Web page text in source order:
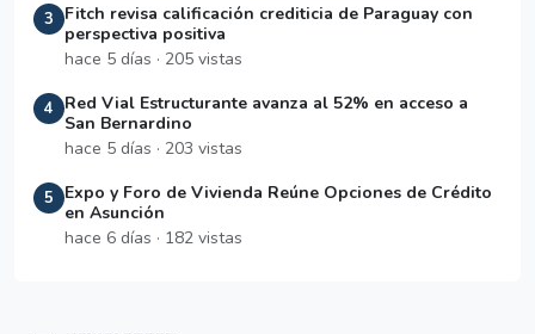
3
Fitch revisa calificación crediticia de Paraguay con
perspectiva positiva
hace 5 días · 205 vistas
4
Red Vial Estructurante avanza al 52% en acceso a
San Bernardino
hace 5 días · 203 vistas
5
Expo y Foro de Vivienda Reúne Opciones de Crédito
en Asunción
hace 6 días · 182 vistas